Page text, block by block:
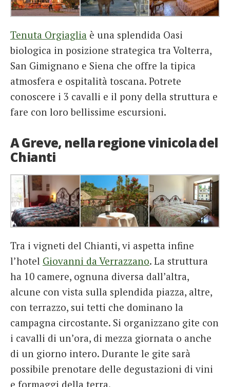
Tenuta Orgiaglia è una splendida Oasi
biologica in posizione strategica tra Volterra,
San Gimignano e Siena che offre la tipica
atmosfera e ospitalità toscana. Potrete
conoscere i 3 cavalli e il pony della struttura e
fare con loro bellissime escursioni.
A Greve, nella regione vinicola del
Chianti
Tra i vigneti del Chianti, vi aspetta infine
l’hotel Giovanni da Verrazzano. La struttura
ha 10 camere, ognuna diversa dall’altra,
alcune con vista sulla splendida piazza, altre,
con terrazzo, sui tetti che dominano la
campagna circostante. Si organizzano gite con
i cavalli di un’ora, di mezza giornata o anche
di un giorno intero. Durante le gite sarà
possibile prenotare delle degustazioni di vini
e formaggi della terra.